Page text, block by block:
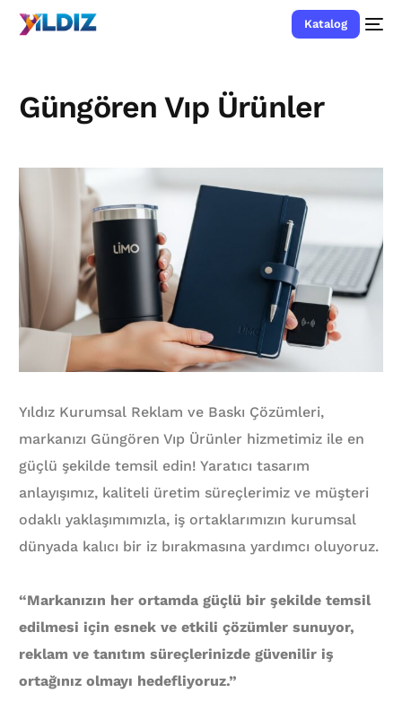
Katalog
Güngören Vıp Ürünler
Yıldız Kurumsal Reklam ve Baskı Çözümleri,
markanızı Güngören Vıp Ürünler hizmetimiz ile en
güçlü şekilde temsil edin! Yaratıcı tasarım
anlayışımız, kaliteli üretim süreçlerimiz ve müşteri
odaklı yaklaşımımızla, iş ortaklarımızın kurumsal
dünyada kalıcı bir iz bırakmasına yardımcı oluyoruz.
“Markanızın her ortamda güçlü bir şekilde temsil
edilmesi için esnek ve etkili çözümler sunuyor,
reklam ve tanıtım süreçlerinizde güvenilir iş
ortağınız olmayı hedefliyoruz.”